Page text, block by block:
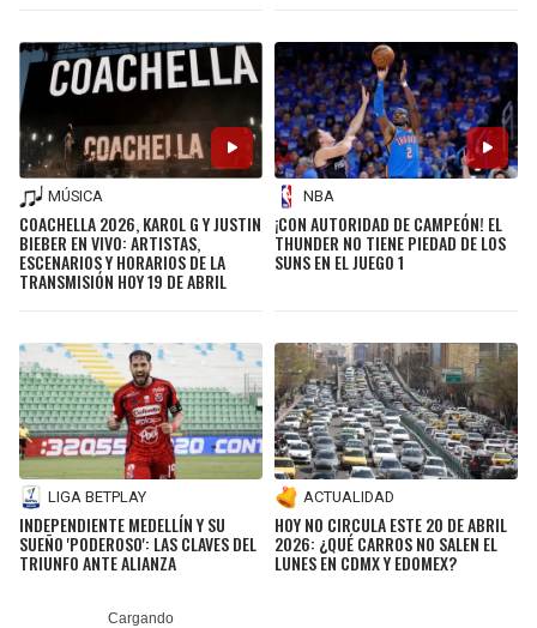
MÚSICA
COACHELLA 2026, KAROL G Y JUSTIN
BIEBER EN VIVO: ARTISTAS,
ESCENARIOS Y HORARIOS DE LA
TRANSMISIÓN HOY 19 DE ABRIL
NBA
¡CON AUTORIDAD DE CAMPEÓN! EL
THUNDER NO TIENE PIEDAD DE LOS
SUNS EN EL JUEGO 1
LIGA BETPLAY
INDEPENDIENTE MEDELLÍN Y SU
SUEÑO 'PODEROSO': LAS CLAVES DEL
TRIUNFO ANTE ALIANZA
ACTUALIDAD
HOY NO CIRCULA ESTE 20 DE ABRIL
2026: ¿QUÉ CARROS NO SALEN EL
LUNES EN CDMX Y EDOMEX?